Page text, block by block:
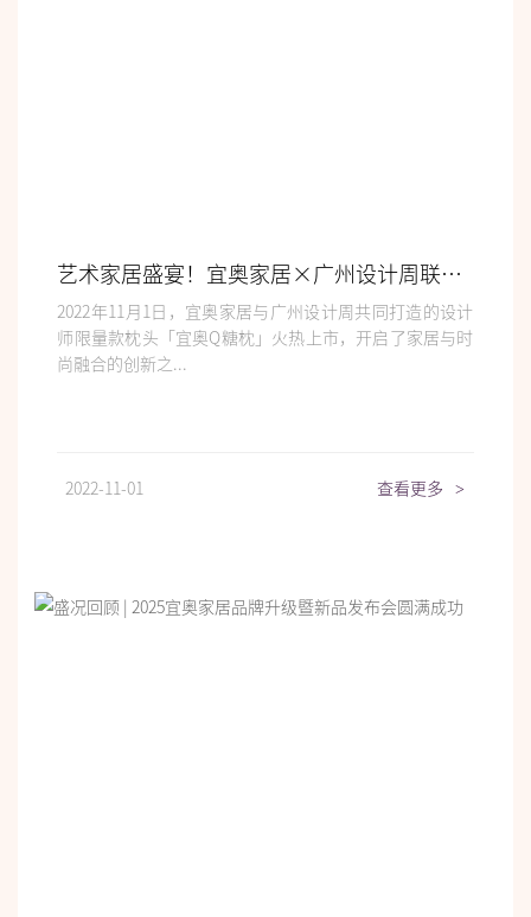
艺术家居盛宴！宜奥家居×广州设计周联名款「宜奥Q糖枕」火热来袭~
2022年11月1日，宜奥家居与广州设计周共同打造的设计
师限量款枕头「宜奥Q糖枕」火热上市，开启了家居与时
尚融合的创新之...
2022-11-01 查看更多 >